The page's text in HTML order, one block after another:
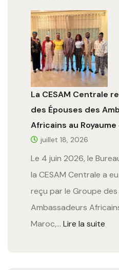
La CESAM Centrale
des Épouses des
Africains au
juillet 18, 2026
Le 4 juin 2026, le
la CESAM Centrale a
reçu par le Groupe
Ambassadeurs
Maroc,… Lire la suite